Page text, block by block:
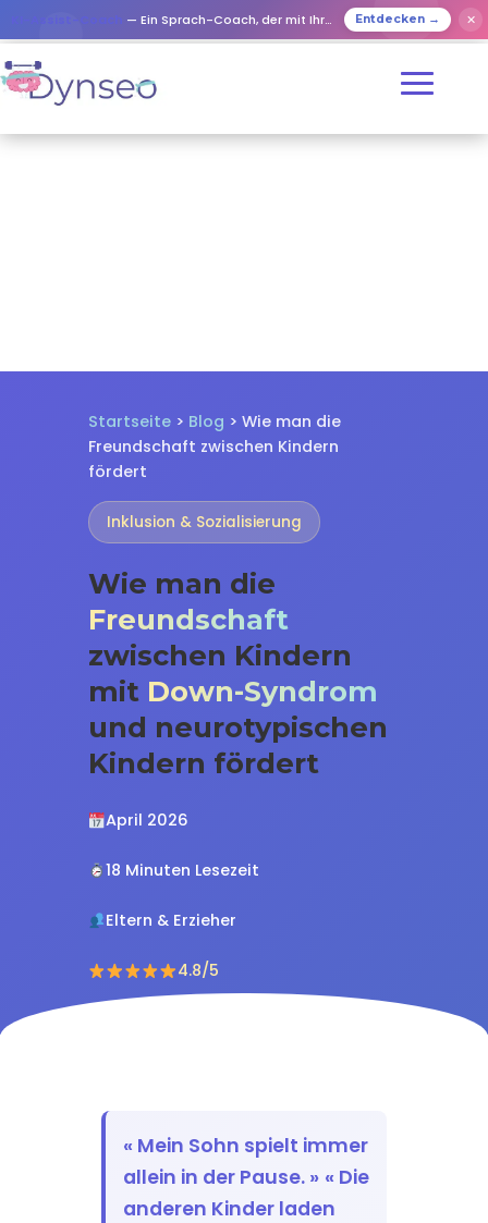
KI-Assist-Coach — Ein Sprach-Coach, der mit Ihren Lieben spielt Entdecken → ✕
Startseite> Blog > Wie man die
Freundschaft zwischen Kindern
fördert
Inklusion & Sozialisierung
Wie man die
Freundschaft
zwischen Kindern
mit Down-Syndrom
und neurotypischen
Kindern fördert
April 2026
18 Minuten Lesezeit
Eltern & Erzieher
4.8/5
« Mein Sohn spielt immer
allein in der Pause. » « Die
anderen Kinder laden